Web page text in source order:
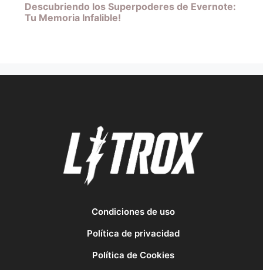
Descubriendo los Superpoderes de Evernote:
Tu Memoria Infalible!
Condiciones de uso
Política de privacidad
Política de Cookies